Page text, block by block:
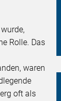
Rolle. Das
waren
oft als